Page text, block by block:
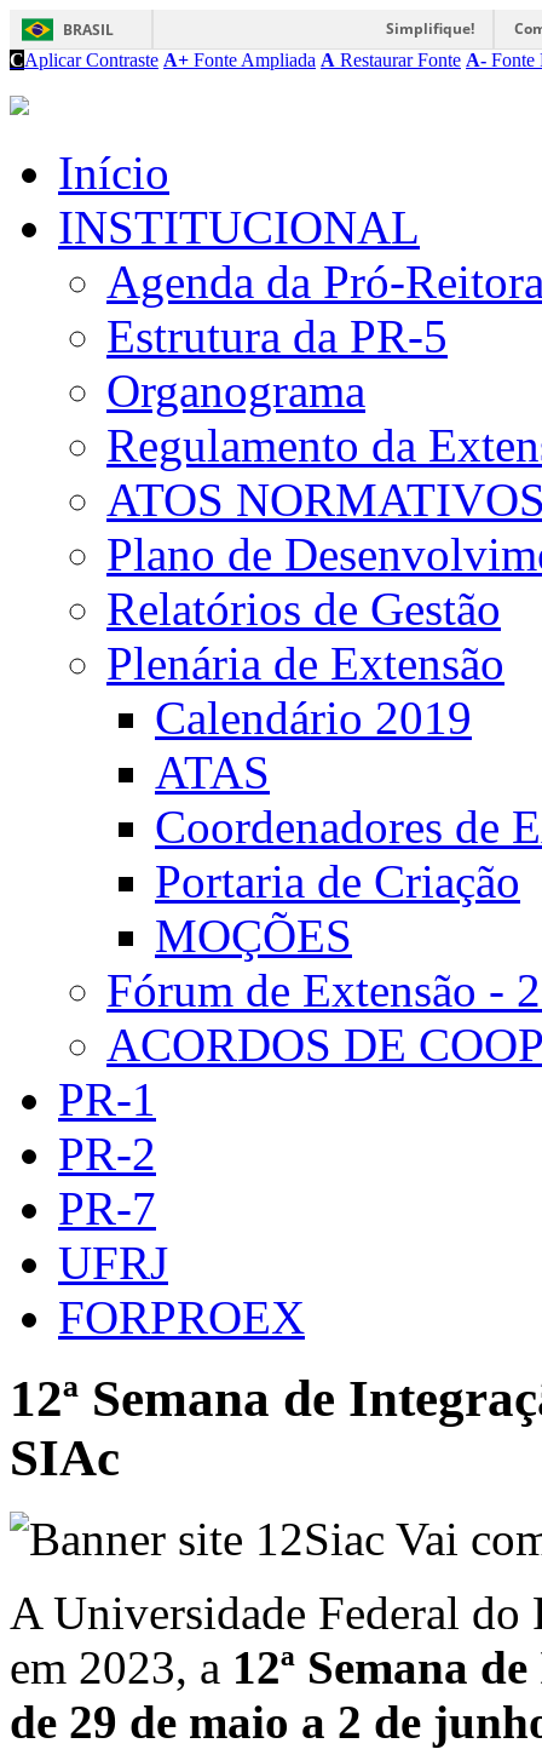
BRASIL Simplifique!
CAplicar Contraste A+ Fonte Ampliada A Restaurar Fonte A- Fonte
Início
INSTITUCIONAL
Agenda da Pró-
Estrutura da PR-5
Organograma
Regulamento da
ATOS
Plano de
Relatórios de Gestão
Plenária de Extensão
Calendário 2019
ATAS
Coordenadores de
Portaria de Criação
MOÇÕES
Fórum de Extensão -
ACORDOS DE
PR-1
PR-2
PR-7
UFRJ
FORPROEX
12ª Semana de
SIAc
A Universidade Federal do
em 2023, a 12ª Semana
de 29 de maio a 2 de